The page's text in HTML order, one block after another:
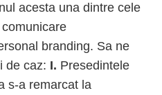
acesta una dintre cele
branding. Sa ne
de caz: I. Presedintele
s-a remarcat la